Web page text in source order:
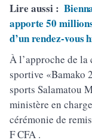
Lire aussi :
apporte 50
d’un rendez-vous
À l’approche de la
sportive «Bamako
sports Salamatou
ministère en
cérémonie de
F CFA .